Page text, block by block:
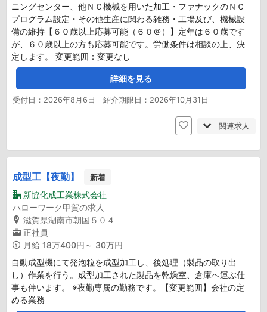
ニングセンター、他ＮＣ機械を用いた加工・ファナックのＮＣ
プログラム設定・その他生産に関わる雑務・工場及び、機械設
備の維持【６０歳以上応募可能（６０＠）】定年は６０歳です
が、６０歳以上の方も応募可能です。労働条件は相談の上、決
定します。 変更範囲：変更なし
詳細を見る
受付日：2026年8月6日 紹介期限日：2026年10月31日
関連求人
成型工【夜勤】 新着
新協化成工業株式会社
ハローワーク甲賀の求人
滋賀県湖南市朝国５０４
正社員
月給 18万400円～ 30万円
自動成型機にて発泡粒を成型加工し、後処理（製品の取り出
し）作業を行う。成型加工された製品を乾燥室、倉庫へ運ぶ仕
事も伴います。 ※夜勤専属の勤務です。【変更範囲】会社の定
める業務